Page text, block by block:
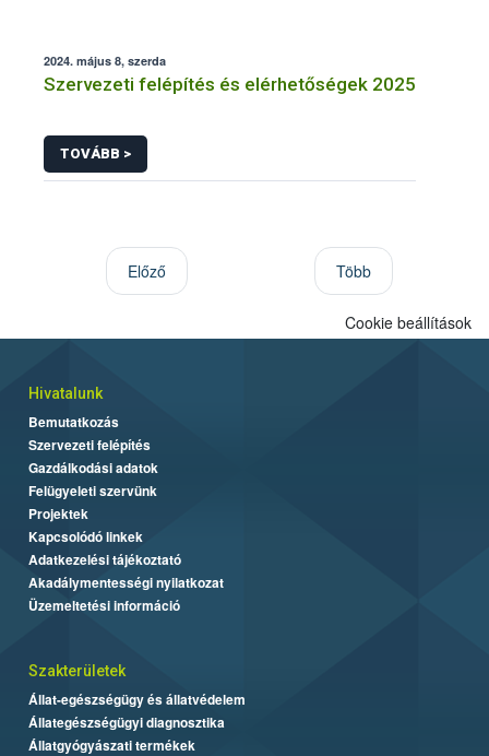
2024. május 8, szerda
Szervezeti felépítés és elérhetőségek 2025
TOVÁBB >
Előző Több
Cookie beállítások
Hivatalunk
Bemutatkozás
Szervezeti felépítés
Gazdálkodási adatok
Felügyeleti szervünk
Projektek
Kapcsolódó linkek
Adatkezelési tájékoztató
Akadálymentességi nyilatkozat
Üzemeltetési információ
Szakterületek
Állat-egészségügy és állatvédelem
Állategészségügyi diagnosztika
Állatgyógyászati termékek